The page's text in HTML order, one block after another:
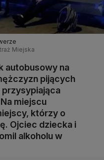
Miejska
autobusowy na
pijących
przysypiająca
miejscu
którzy o
Ojciec dziecka i
alkoholu w